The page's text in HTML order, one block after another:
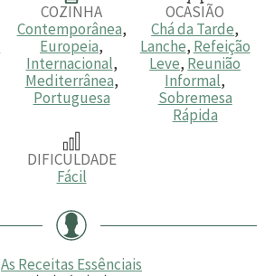
COZINHA
Contemporânea,
Europeia,
Internacional,
Mediterrânea,
Portuguesa
OCASIÃO
Chá da Tarde,
Lanche, Refeição
Leve, Reunião
Informal,
Sobremesa
Rápida
DIFICULDADE
Fácil
As Receitas Essênciais